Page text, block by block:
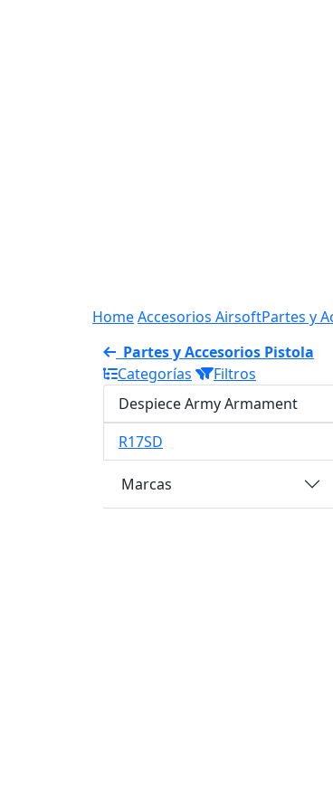
HomeAccesorios AirsoftPartes y
Partes y Accesorios Pistola
Categorías
Filtros
Despiece Army Armament
R17SD
Marcas